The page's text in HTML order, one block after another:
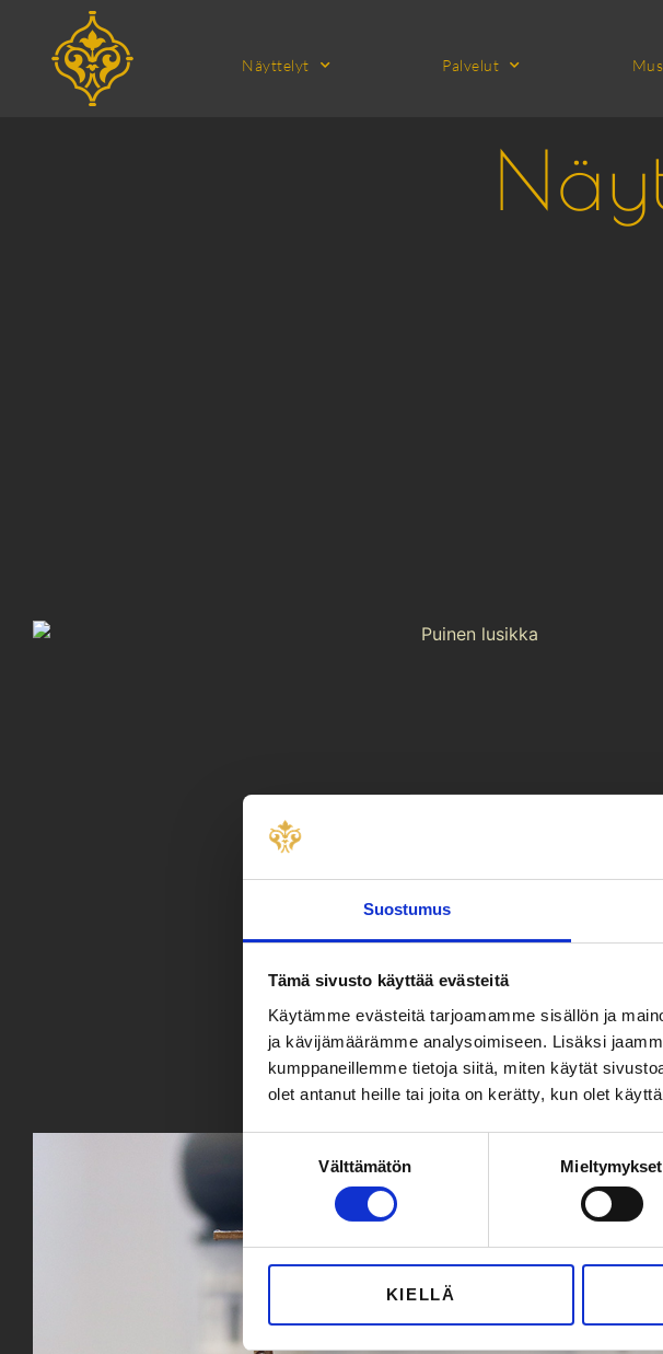
Suostumus
Tämä sivusto käyttää evästeitä
Käytämme evästeitä tarjoamamme sisällön ja
ja kävijämäärämme analysoimiseen. Lisäksi
kumppaneillemme tietoja siitä, miten käytät
olet antanut heille tai joita on kerätty, kun olet
Välttämätön Mieltymykset
KIELLÄ
Näyttelyt Palvelut